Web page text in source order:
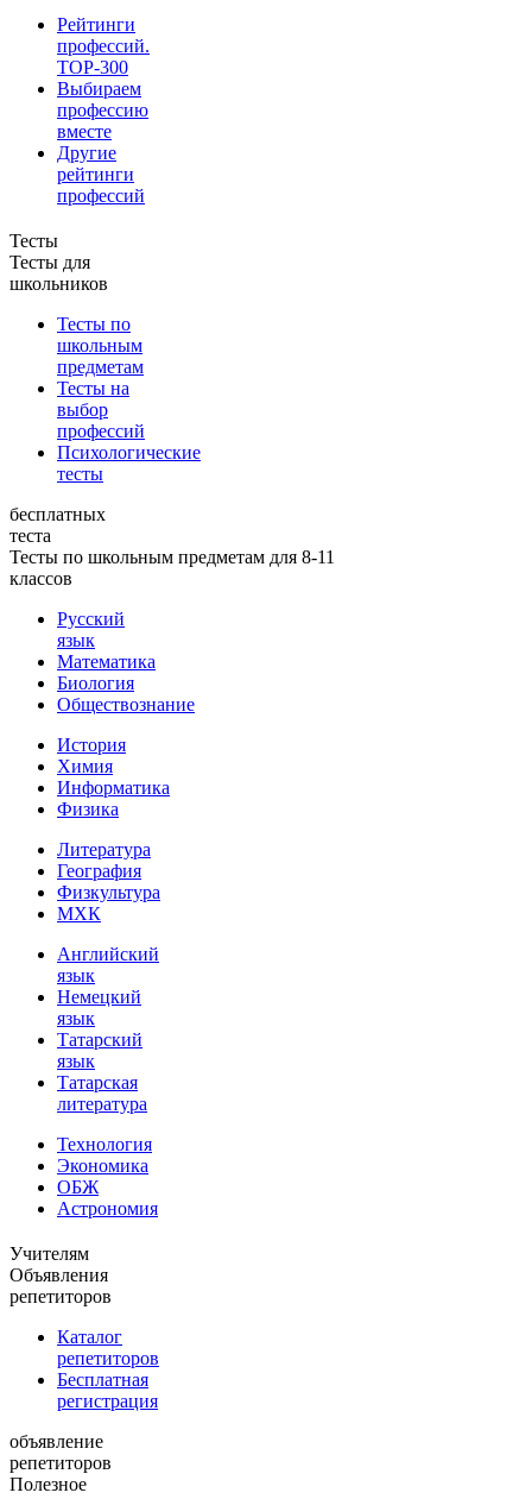
Рейтинги
профессий.
TOP-300
Выбираем
профессию
вместе
Другие
рейтинги
профессий
Тесты
Тесты для
школьников
Тесты по
школьным
предметам
Тесты на
выбор
профессий
Психологические
тесты
бесплатных
теста
Тесты по школьным предметам для 8-11
классов
Русский
язык
Математика
Биология
Обществознание
История
Химия
Информатика
Физика
Литература
География
Физкультура
МХК
Английский
язык
Немецкий
язык
Татарский
язык
Татарская
литература
Технология
Экономика
ОБЖ
Астрономия
Учителям
Объявления
репетиторов
Каталог
репетиторов
Бесплатная
регистрация
объявление
репетиторов
Полезное